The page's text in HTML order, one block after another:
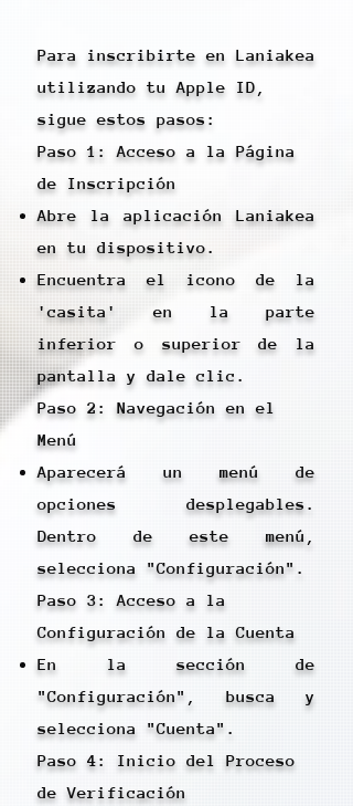
Para inscribirte en Laniakea
utilizando tu Apple ID,
sigue estos pasos:
Paso 1: Acceso a la Página
de Inscripción
Abre la aplicación Laniakea
en tu dispositivo.
Encuentra el icono de la
'casita' en la parte
inferior o superior de la
pantalla y dale clic.
Paso 2: Navegación en el
Menú
Aparecerá un menú de
opciones desplegables.
Dentro de este menú,
selecciona "Configuración".
Paso 3: Acceso a la
Configuración de la Cuenta
En la sección de
"Configuración", busca y
selecciona "Cuenta".
Paso 4: Inicio del Proceso
de Verificación